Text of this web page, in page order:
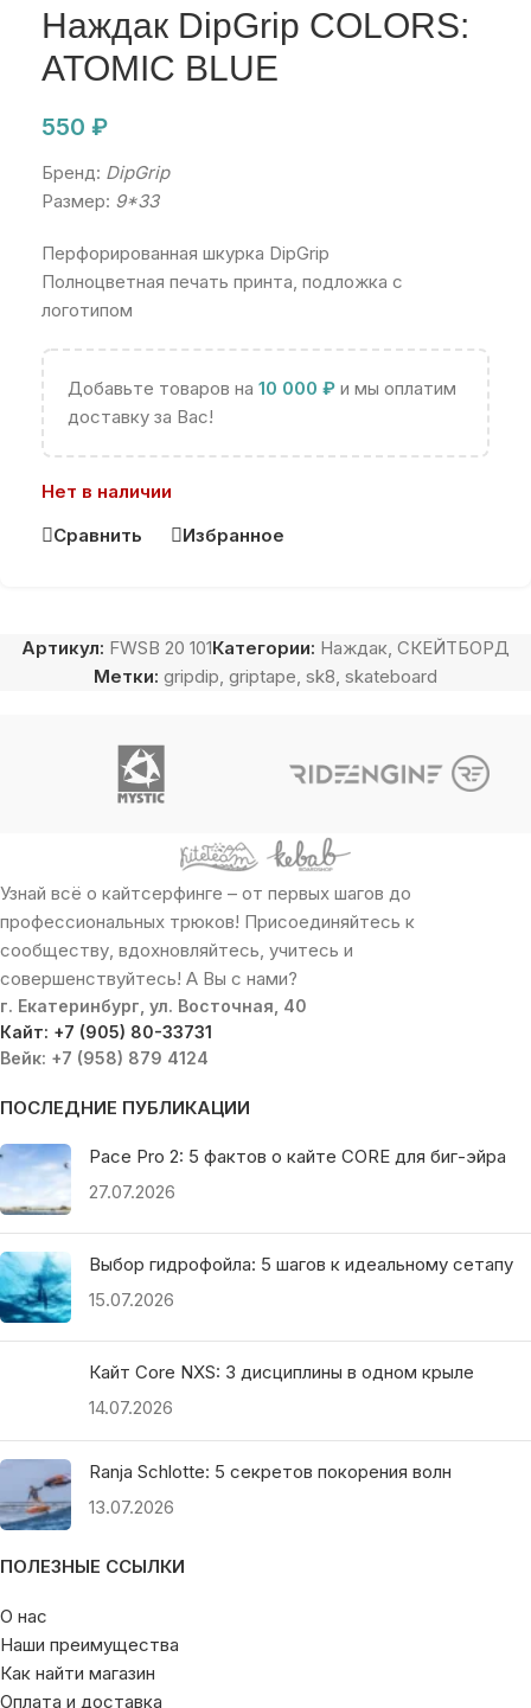
Наждак DipGrip COLORS:
ATOMIC BLUE
550 ₽
Бренд: DipGrip
Размер: 9*33
Перфорированная шкурка DipGrip
Полноцветная печать принта, подложка с
логотипом
Добавьте товаров на 10 000 ₽ и мы оплатим
доставку за Вас!
Нет в наличии
Сравнить
Избранное
Артикул: FWSB 20 101Категории: Наждак СКЕЙТБОРД
Метки: gripdip griptape sk8 skateboard
Узнай всё о кайтсерфинге – от первых шагов до
профессиональных трюков! Присоединяйтесь к
сообществу, вдохновляйтесь, учитесь и
совершенствуйтесь! А Вы с нами?
г. Екатеринбург, ул. Восточная, 40
Кайт: +7 (905) 80-33731
Вейк: +7 (958) 879 4124
ПОСЛЕДНИЕ ПУБЛИКАЦИИ
Pace Pro 2: 5 фактов о кайте CORE для биг-эйра
27.07.2026
Выбор гидрофойла: 5 шагов к идеальному сетапу
15.07.2026
Кайт Core NXS: 3 дисциплины в одном крыле
14.07.2026
Ranja Schlotte: 5 секретов покорения волн
13.07.2026
ПОЛЕЗНЫЕ ССЫЛКИ
О нас
Наши преимущества
Как найти магазин
Оплата и доставка